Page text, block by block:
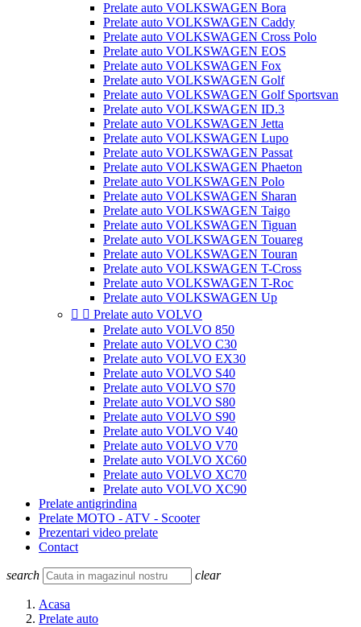
Prelate auto VOLKSWAGEN Bora
Prelate auto VOLKSWAGEN Caddy
Prelate auto VOLKSWAGEN Cross Polo
Prelate auto VOLKSWAGEN EOS
Prelate auto VOLKSWAGEN Fox
Prelate auto VOLKSWAGEN Golf
Prelate auto VOLKSWAGEN Golf Sportsvan
Prelate auto VOLKSWAGEN ID.3
Prelate auto VOLKSWAGEN Jetta
Prelate auto VOLKSWAGEN Lupo
Prelate auto VOLKSWAGEN Passat
Prelate auto VOLKSWAGEN Phaeton
Prelate auto VOLKSWAGEN Polo
Prelate auto VOLKSWAGEN Sharan
Prelate auto VOLKSWAGEN Taigo
Prelate auto VOLKSWAGEN Tiguan
Prelate auto VOLKSWAGEN Touareg
Prelate auto VOLKSWAGEN Touran
Prelate auto VOLKSWAGEN T-Cross
Prelate auto VOLKSWAGEN T-Roc
Prelate auto VOLKSWAGEN Up
  Prelate auto VOLVO
Prelate auto VOLVO 850
Prelate auto VOLVO C30
Prelate auto VOLVO EX30
Prelate auto VOLVO S40
Prelate auto VOLVO S70
Prelate auto VOLVO S80
Prelate auto VOLVO S90
Prelate auto VOLVO V40
Prelate auto VOLVO V70
Prelate auto VOLVO XC60
Prelate auto VOLVO XC70
Prelate auto VOLVO XC90
Prelate antigrindina
Prelate MOTO - ATV - Scooter
Prezentari video prelate
Contact
search clear
Acasa
Prelate auto